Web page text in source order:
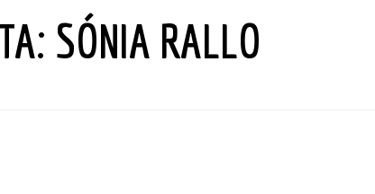
SÓNIA RALLO